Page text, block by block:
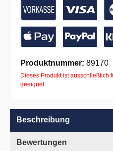
Vorkasse / Kreditkarte
Produktnummer: 89170
Dieses Produkt ist ausschließlich
geeignet.
Beschreibung
Bewertungen